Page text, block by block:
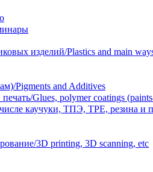
изделий/Plastics and main
Pigments and Additives
Glues, polymer coatings
каучуки, ТПЭ, TPE, резина и
3D printing, 3D scanning, etc